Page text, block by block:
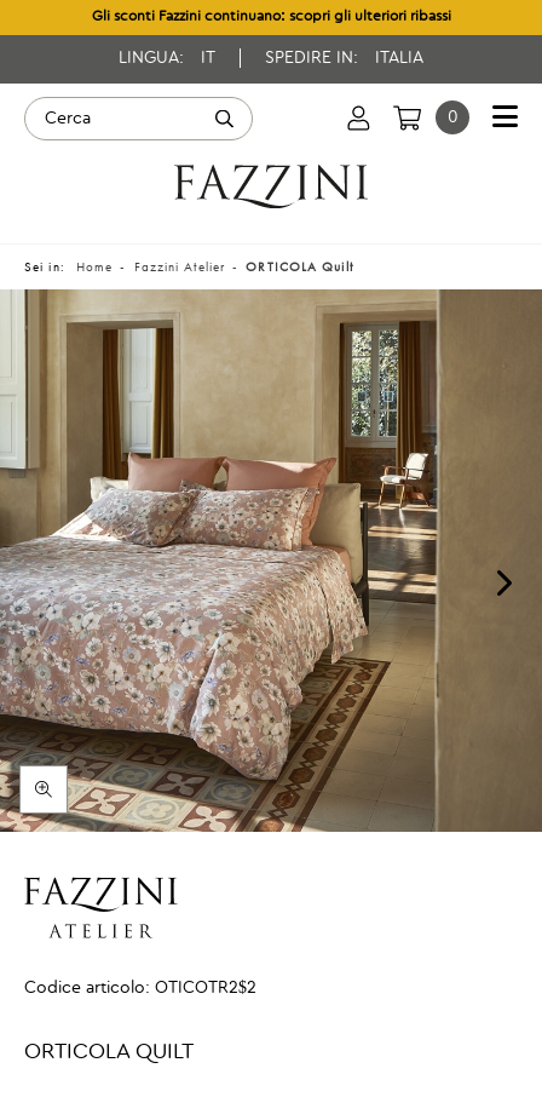
Gli sconti Fazzini continuano: scopri gli ulteriori ribassi
LINGUA: SPEDIRE IN: ITALIA
0
Sei in: Home Fazzini Atelier ORTICOLA Quilt
Codice articolo: OTICOTR2$2
ORTICOLA QUILT